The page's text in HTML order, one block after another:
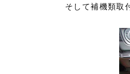
そして補機類取